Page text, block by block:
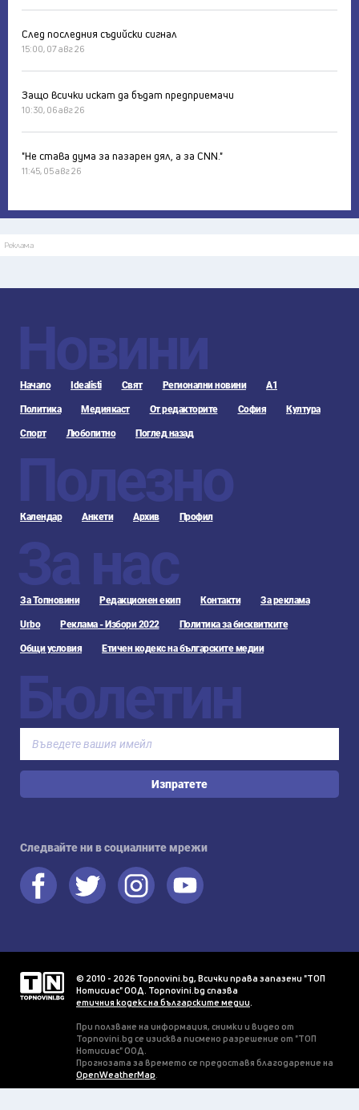
След последния съдийски сигнал
15:00, 07 авг 26
Защо всички искат да бъдат предприемачи
10:30, 06 авг 26
"Не става дума за пазарен дял, а за CNN."
11:45, 05 авг 26
Реклама
Новини
Начало Idealisti Свят Регионални новини А1
Политика Медиякаст От редакторите София Култура
Спорт Любопитно Поглед назад
Полезно
Календар Анкети Архив Профил
За нас
За Топновини Редакционен екип Контакти За реклама
Urbo Реклама - Избори 2022 Политика за бисквитките
Общи условия Етичен кодекс на българските медии
Бюлетин
Изпратете
Следвайте ни в социалните мрежи
© 2010 - 2026 Topnovini.bg, Всички права запазени "ТОП
Нотисиас" ООД. Topnovini.bg спазва
етичния кодекс на българските медии.
При ползване на информация, снимки и видео от
Topnovini.bg се изисква писмено разрешение от "ТОП
Нотисиас" ООД.
Прогнозата за времето се предоставя благодарение на
OpenWeatherMap.